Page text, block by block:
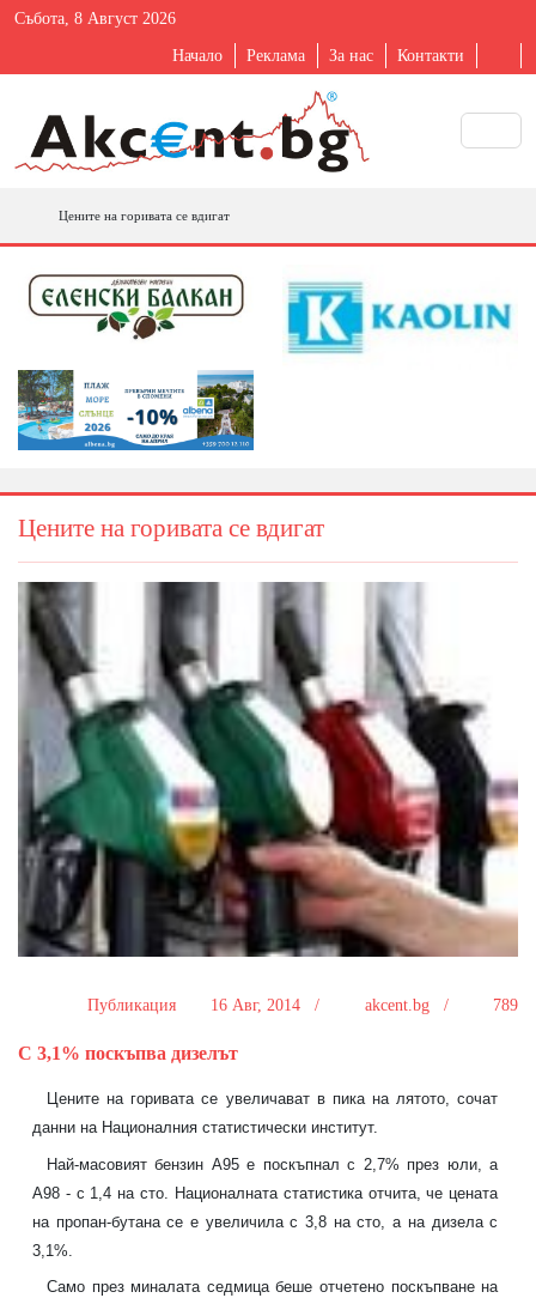
Събота, 8 Август 2026
Начало Реклама За нас Контакти
Цените на горивата се вдигат
Цените на горивата се вдигат
Публикация 16 Авг, 2014 / akcent.bg / 789
С 3,1% поскъпва дизелът
Цените на горивата се увеличават в пика на лятото, сочат
данни на Националния статистически институт.
Най-масовият бензин А95 е поскъпнал с 2,7% през юли, а
А98 - с 1,4 на сто. Националната статистика отчита, че цената
на пропан-бутана се е увеличила с 3,8 на сто, а на дизела с
3,1%.
Само през миналата седмица беше отчетено поскъпване на